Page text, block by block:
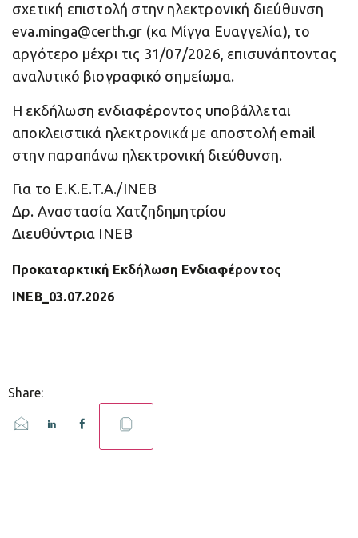
σχετική επιστολή στην ηλεκτρονική διεύθυνση
eva.minga@certh.gr (κα Μίγγα Ευαγγελία), το
αργότερο μέχρι τις 31/07/2026, επισυνάπτοντας
αναλυτικό βιογραφικό σημείωμα.
Η εκδήλωση ενδιαφέροντος υποβάλλεται
αποκλειστικά ηλεκτρονικά́ με αποστολή email
στην παραπάνω ηλεκτρονική διεύθυνση.
Για το E.K.E.T.A./ΙΝΕΒ
Δρ. Αναστασία Χατζηδημητρίου
Διευθύντρια ΙΝΕΒ
Προκαταρκτική Εκδήλωση Ενδιαφέροντος
ΙΝΕΒ_03.07.2026
Share: